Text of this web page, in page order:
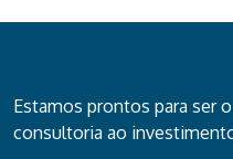
Estamos prontos para ser
consultoria ao